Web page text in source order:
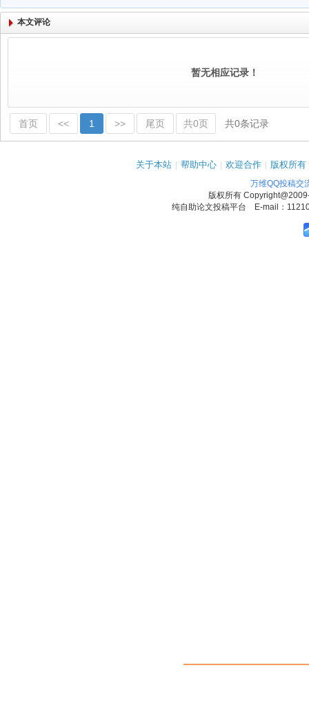
本文评论
暂无相应记录！
首页 << 1 >> 尾页 共0页 共0条记录
关于本站 | 帮助中心 | 欢迎合作 | 版权所有
万维QQ投稿交
版权所有
纯自助论文投稿平台 E-mail：